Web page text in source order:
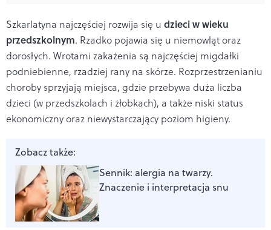
Szkarlatyna najczęściej rozwija się u dzieci w wieku
przedszkolnym. Rzadko pojawia się u niemowląt oraz
dorosłych. Wrotami zakażenia są najczęściej migdałki
podniebienne, rzadziej rany na skórze. Rozprzestrzenianiu
choroby sprzyjają miejsca, gdzie przebywa duża liczba
dzieci (w przedszkolach i żłobkach), a także niski status
ekonomiczny oraz niewystarczający poziom higieny.
Zobacz także:
Sennik: alergia na twarzy.
Znaczenie i interpretacja snu